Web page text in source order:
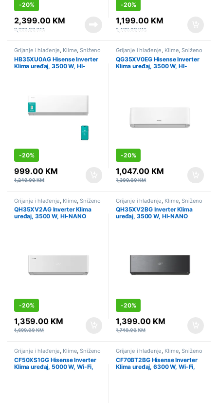
-20%
2,399.00 KM
2,999.00KM
-20%
1,199.00 KM
1,499.00KM
Grijanje i hlađenje Klime ,Sniženo
HB35XU0AG Hisense Inverter
Klima uređaj, 3500 W, HI-
-20%
999.00 KM
1,249.00KM
Grijanje i hlađenje Klime ,Sniženo
QG35XV0EG Hisense Inverter
Klima uređaj, 3500 W, HI-
-20%
1,047.00 KM
1,309.00KM
Grijanje i hlađenje Klime ,Sniženo
QH35XV2AG Inverter Klima
uređaj, 3500 W, HI-NANO
-20%
1,359.00 KM
1,699.00KM
Grijanje i hlađenje Klime ,Sniženo
QH35XV2BG Inverter Klima
uređaj, 3500 W, HI-NANO
-20%
1,399.00 KM
1,749.00KM
Grijanje i hlađenje, Klime,Sniženo
CF50XS1GG Hisense Inverter
Klima uređaj, 5000 W, Wi-Fi,
Grijanje i hlađenje, Klime,Sniženo
CF70BT2BG Hisense Inverter
Klima uređaj, 6300 W, Wi-Fi,